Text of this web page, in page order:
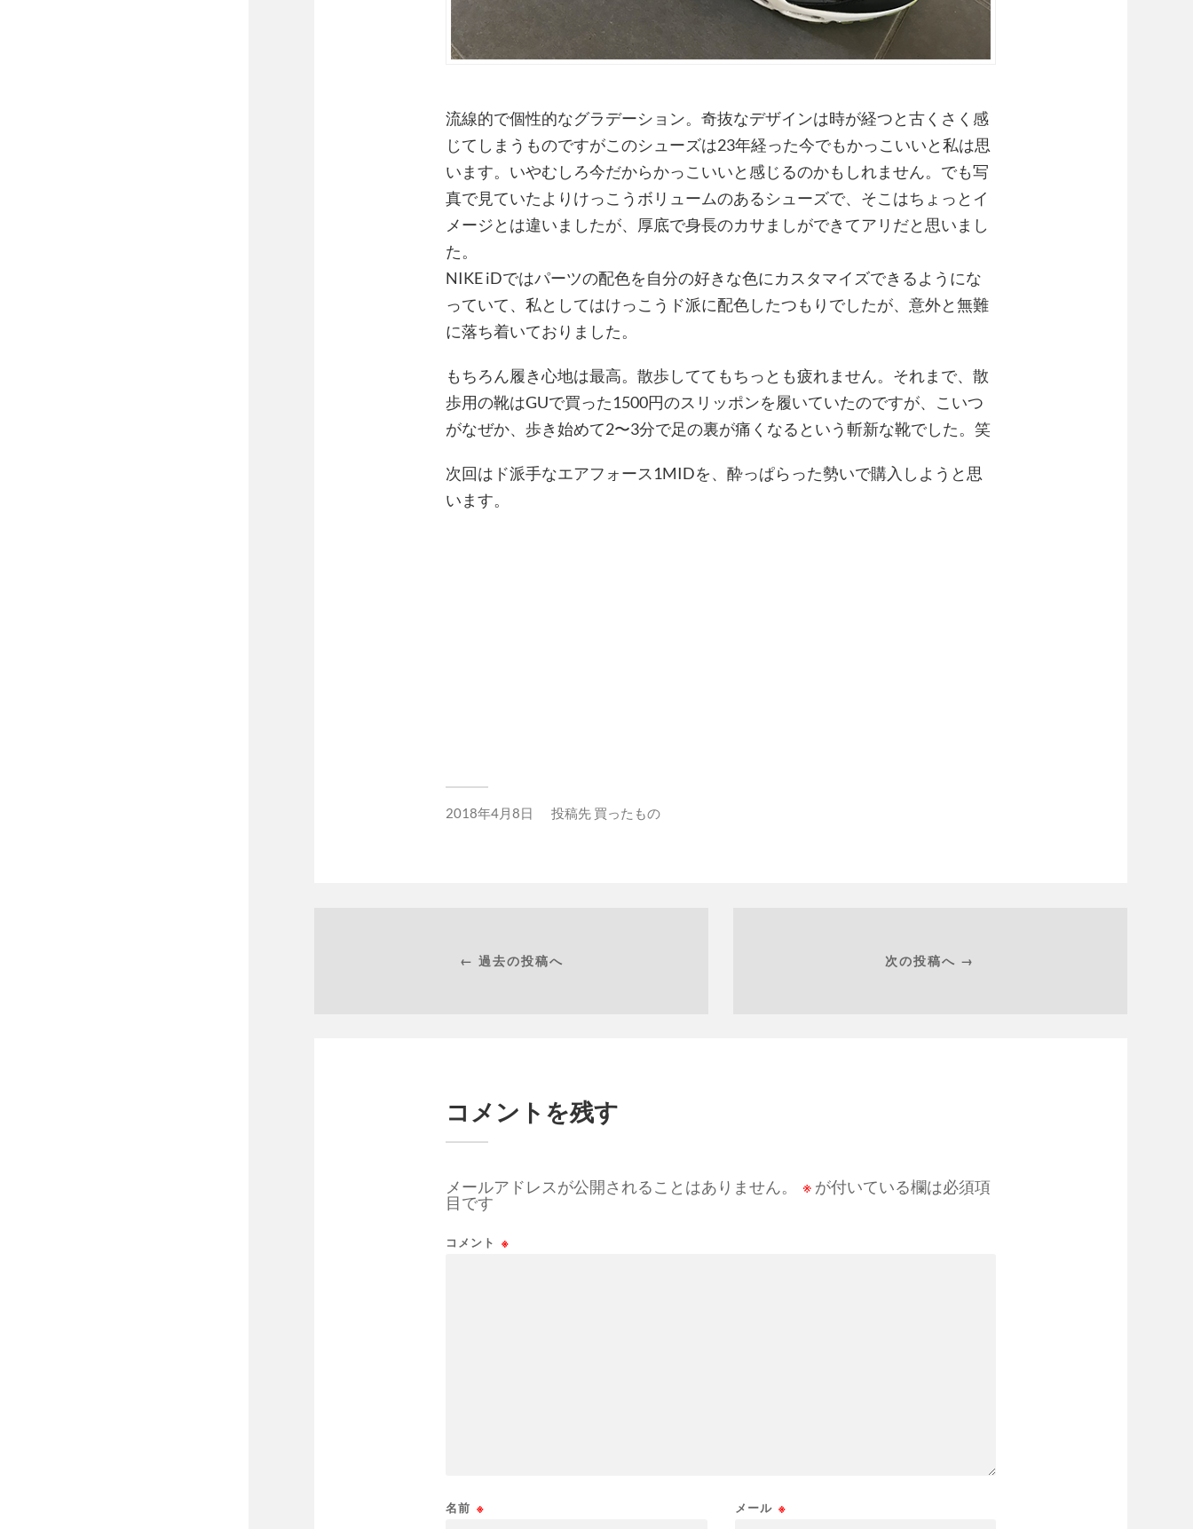
流線的で個性的なグラデーション。奇抜なデザインは時が経つと古くさく感
じてしまうものですがこのシューズは23年経った今でもかっこいいと私は思
います。いやむしろ今だからかっこいいと感じるのかもしれません。でも写
真で見ていたよりけっこうボリュームのあるシューズで、そこはちょっとイ
メージとは違いましたが、厚底で身長のカサましができてアリだと思いまし
た。
NIKE iDではパーツの配色を自分の好きな色にカスタマイズできるようにな
っていて、私としてはけっこうド派に配色したつもりでしたが、意外と無難
に落ち着いておりました。
もちろん履き心地は最高。散歩しててもちっとも疲れません。それまで、散
歩用の靴はGUで買った1500円のスリッポンを履いていたのですが、こいつ
がなぜか、歩き始めて2〜3分で足の裏が痛くなるという斬新な靴でした。笑
次回はド派手なエアフォース1MIDを、酔っぱらった勢いで購入しようと思
います。
2018年4月8日 投稿先 買ったもの
← 過去の投稿へ 次の投稿へ →
コメントを残す
メールアドレスが公開されることはありません。 ※ が付いている欄は必須項
目です
コメント ※
名前 ※ メール ※